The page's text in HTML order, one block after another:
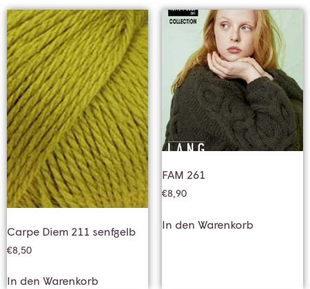
Carpe Diem 211 senfgelb
€8,50
In den Warenkorb
FAM 261
€8,90
In den Warenkorb